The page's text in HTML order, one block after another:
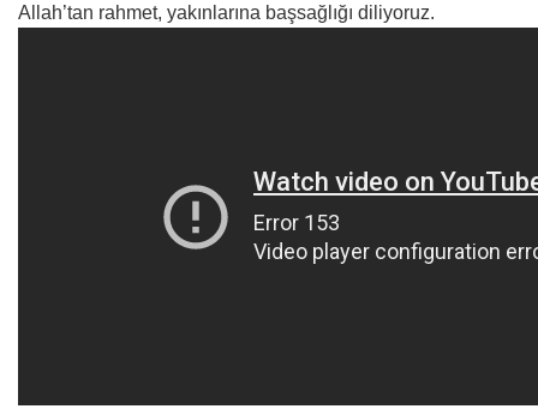
Allah’tan rahmet, yakınlarına başsağlığı diliyoruz.